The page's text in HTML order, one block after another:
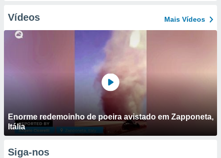
Vídeos Mais Vídeos
Enorme redemoinho de poeira avistado em Zapponeta,
Itália
Siga-nos